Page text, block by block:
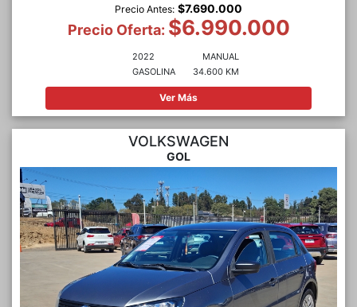
Precio Antes: $7.690.000
Precio Oferta: $6.990.000
2022
GASOLINA
MANUAL
34.600 KM
Ver Más
VOLKSWAGEN
GOL